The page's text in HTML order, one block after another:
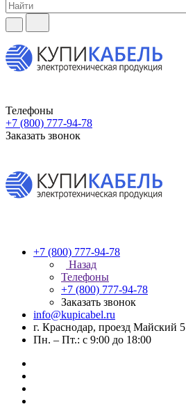
Телефоны
+7 (800) 777-94-78
Заказать звонок
+7 (800) 777-94-78
Назад
Телефоны
+7 (800) 777-94-78
Заказать звонок
info@kupicabel.ru
г. Краснодар, проезд Майский 5
Пн. – Пт.: с 9:00 до 18:00